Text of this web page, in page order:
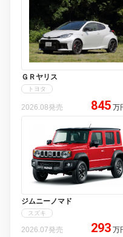
ＧＲヤリス
トヨタ
2026.08発売 845 万
ジムニーノマド
スズキ
2026.07発売 293 万